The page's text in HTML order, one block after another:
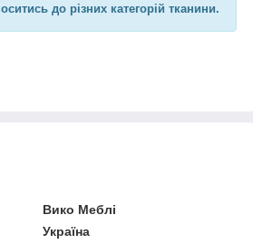
до різних категорій тканини.
Вико Меблі
Україна